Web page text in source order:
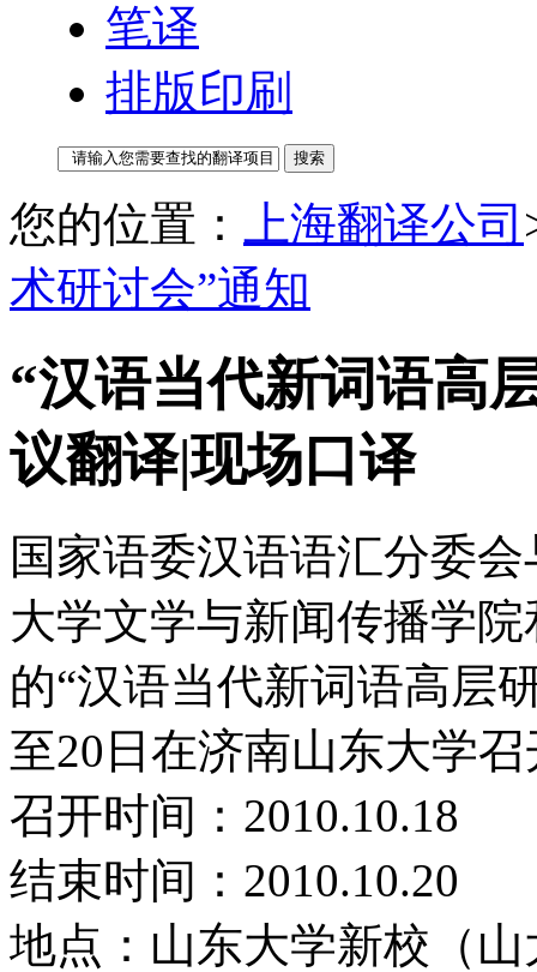
笔译
排版印刷
您的位置： 上海翻译公司
术研讨会”通知
“汉语当代新词语高
议翻译|现场口译
国家语委汉语语汇分委
大学文学与新闻传播学
的“汉语当代新词语高层
至20日在济南山东大学召
召开时间：2010.10.18
结束时间：2010.10.20
地点：山东大学新校（